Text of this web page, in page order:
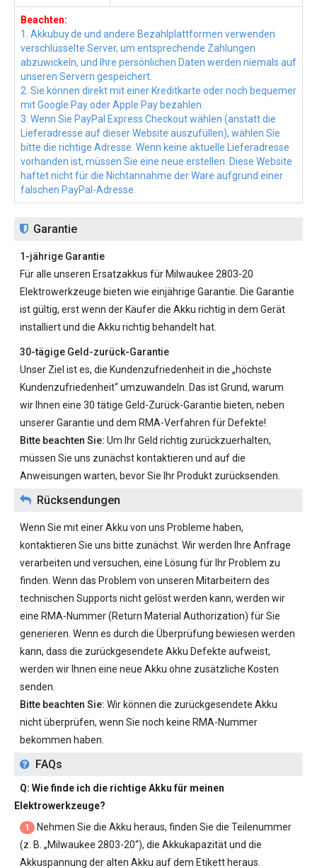
Beachten:
1. Akkubuy.de und andere Bezahlplattformen verwenden
verschlüsselte Server, um entsprechende Zahlungen
abzuwickeln, und Ihre persönlichen Daten werden niemals auf
unseren Servern gespeichert.
2. Sie können direkt mit einer Kreditkarte oder noch bequemer
mit Google Pay oder Apple Pay bezahlen.
3. Wenn Sie PayPal Express Checkout wählen (anstatt die
Lieferadresse auf dieser Website auszufüllen), wählen Sie
bitte die richtige Adresse. Wenn keine aktuelle Lieferadresse
vorhanden ist, müssen Sie eine neue erstellen. Diese Website
haftet nicht für die Nichtannahme der Ware aufgrund einer
falschen PayPal-Adresse.
Garantie
1-jährige Garantie
Für alle unseren Ersatzakkus für Milwaukee 2803-20
Elektrowerkzeuge bieten wie einjährige Garantie. Die Garantie
ist gültig, erst wenn der Käufer die Akku richtig in dem Gerät
installiert und die Akku richtig behandelt hat.
30-tägige Geld-zurück-Garantie
Unser Ziel ist es, die Kundenzufriedenheit in die „höchste
Kundenzufriedenheit“ umzuwandeln. Das ist Grund, warum
wir Ihnen eine 30 tätige Geld-Zurück-Garantie bieten, neben
unserer Garantie und dem RMA-Verfahren für Defekte!
Bitte beachten Sie: Um Ihr Geld richtig zurückzuerhalten,
müssen Sie uns zunächst kontaktieren und auf die
Anweisungen warten, bevor Sie Ihr Produkt zurücksenden.
Rücksendungen
Wenn Sie mit einer Akku von uns Probleme haben,
kontaktieren Sie uns bitte zunächst. Wir werden Ihre Anfrage
verarbeiten und versuchen, eine Lösung für Ihr Problem zu
finden. Wenn das Problem von unseren Mitarbeitern des
technischen Supports nicht gelöst werden kann, werden wir
eine RMA-Nummer (Return Material Authorization) für Sie
generieren. Wenn es durch die Überprüfung bewiesen werden
kann, dass die zurückgesendete Akku Defekte aufweist,
werden wir Ihnen eine neue Akku ohne zusätzliche Kosten
senden.
Bitte beachten Sie: Wir können die zurückgesendete Akku
nicht überprüfen, wenn Sie noch keine RMA-Nummer
bekommen haben.
FAQs
Q: Wie finde ich die richtige Akku für meinen
Elektrowerkzeuge?
1
Nehmen Sie die Akku heraus, finden Sie die Teilenummer
(z. B. „Milwaukee 2803-20“), die Akkukapazität und die
Akkuspannung der alten Akku auf dem Etikett heraus.